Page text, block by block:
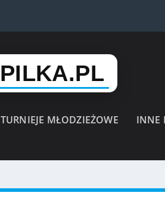
TURNIEJE MŁODZIEŻOWE INNE